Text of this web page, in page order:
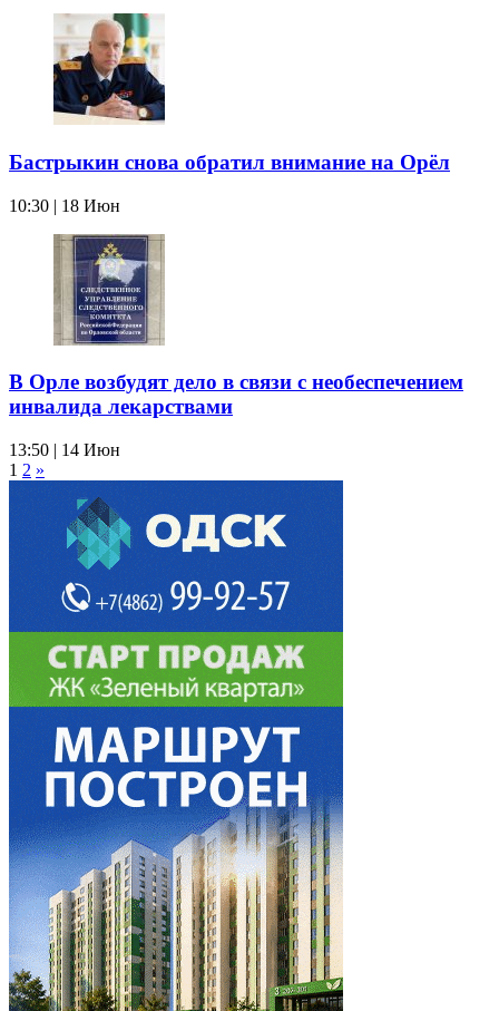
Бастрыкин снова обратил внимание на Орёл
10:30 | 18 Июн
В Орле возбудят дело в связи с необеспечением
инвалида лекарствами
13:50 | 14 Июн
1 2 »